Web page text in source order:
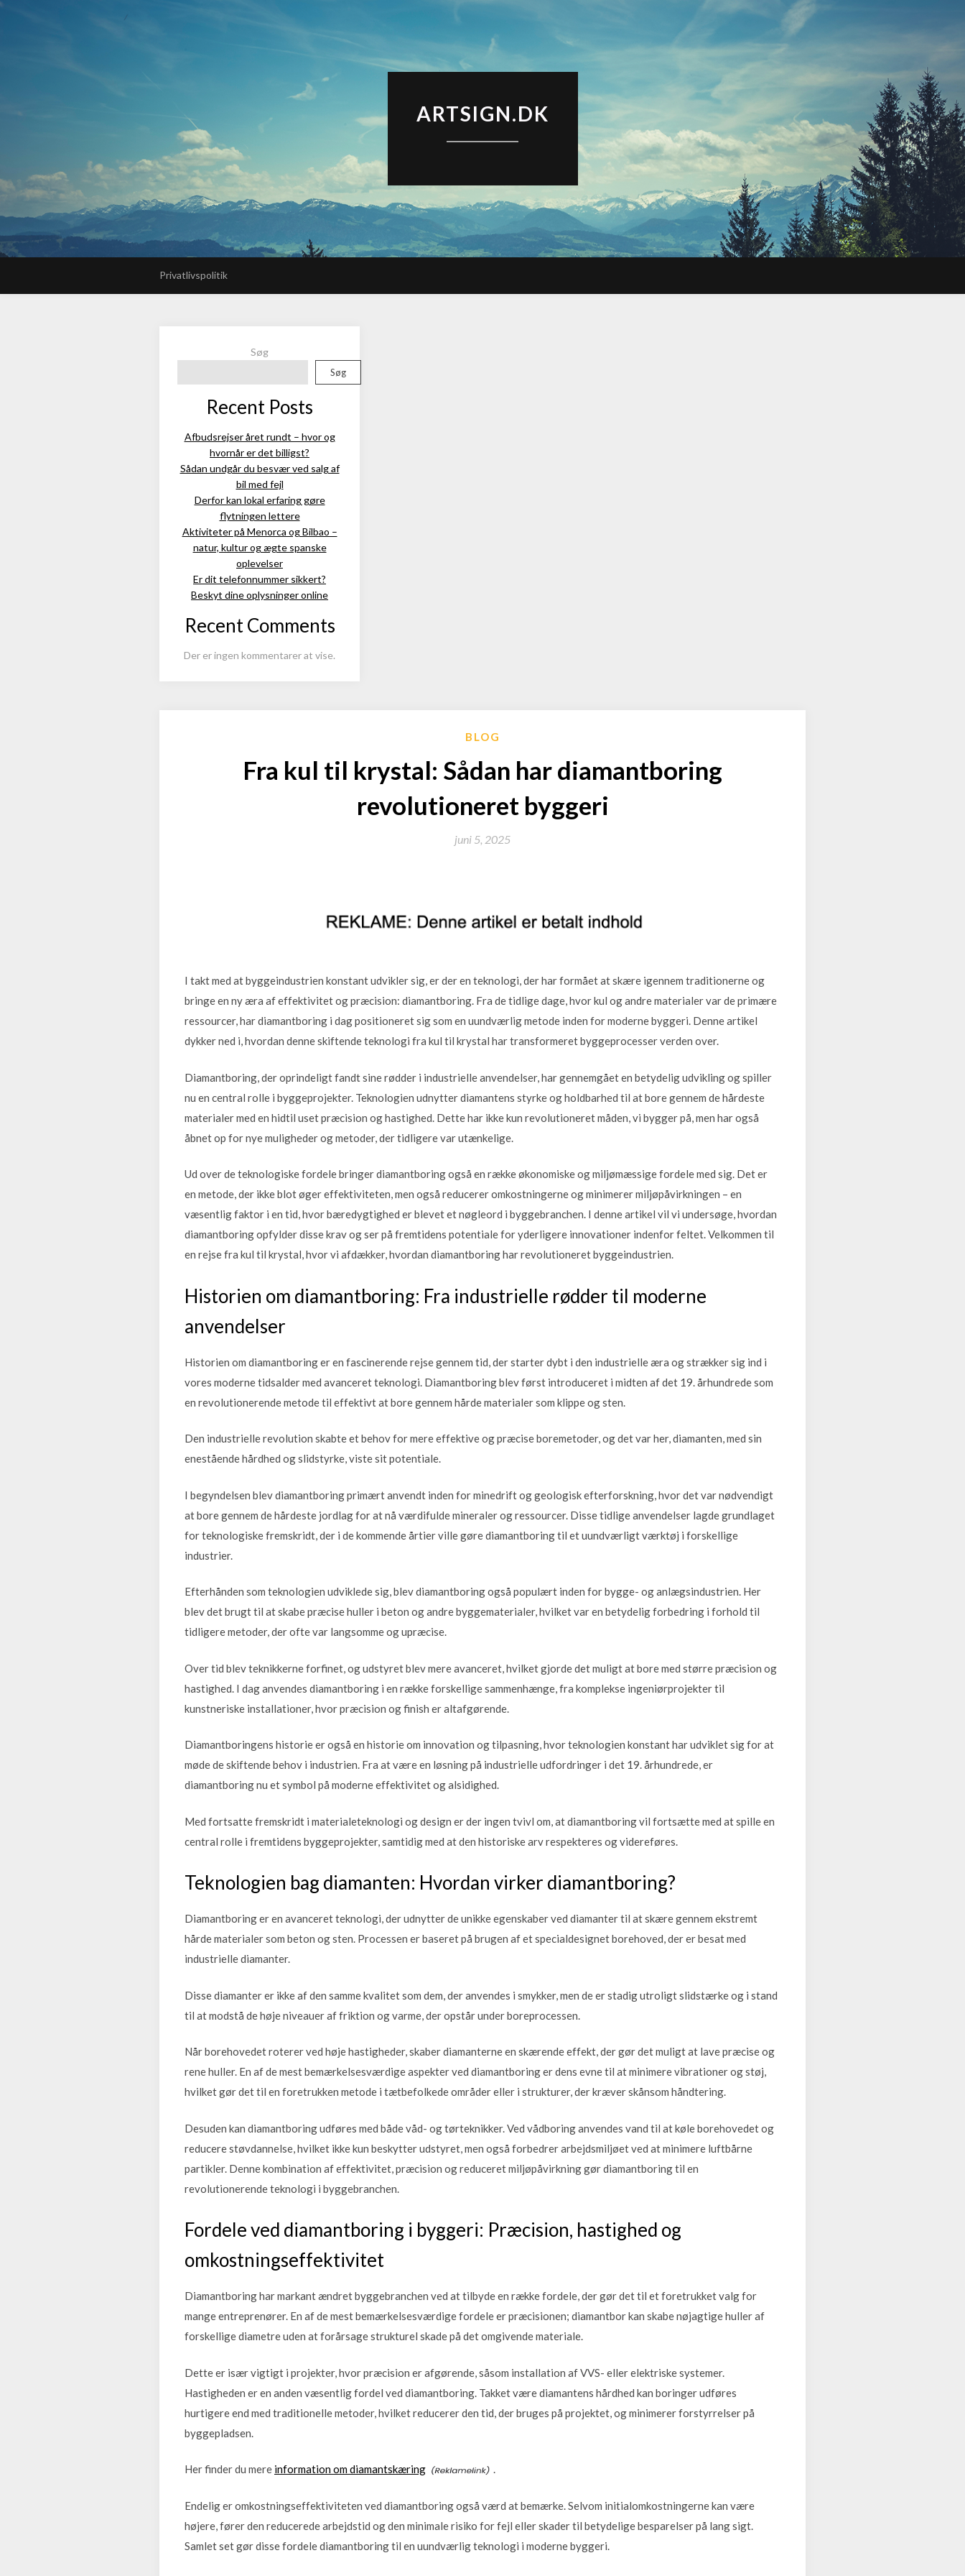
ARTSIGN.DK
Privatlivspolitik
Søg
Søg
Recent Posts
Afbudsrejser året rundt – hvor og
hvornår er det billigst?
Sådan undgår du besvær ved salg af
bil med fejl
Derfor kan lokal erfaring gøre
flytningen lettere
Aktiviteter på Menorca og Bilbao –
natur, kultur og ægte spanske
oplevelser
Er dit telefonnummer sikkert?
Beskyt dine oplysninger online
Recent Comments
Der er ingen kommentarer at vise.
BLOG
Fra kul til krystal: Sådan har diamantboring
revolutioneret byggeri
juni 5, 2025
I takt med at byggeindustrien konstant udvikler sig, er der en teknologi, der har formået at skære igennem traditionerne og
bringe en ny æra af effektivitet og præcision: diamantboring. Fra de tidlige dage, hvor kul og andre materialer var de primære
ressourcer, har diamantboring i dag positioneret sig som en uundværlig metode inden for moderne byggeri. Denne artikel
dykker ned i, hvordan denne skiftende teknologi fra kul til krystal har transformeret byggeprocesser verden over.
Diamantboring, der oprindeligt fandt sine rødder i industrielle anvendelser, har gennemgået en betydelig udvikling og spiller
nu en central rolle i byggeprojekter. Teknologien udnytter diamantens styrke og holdbarhed til at bore gennem de hårdeste
materialer med en hidtil uset præcision og hastighed. Dette har ikke kun revolutioneret måden, vi bygger på, men har også
åbnet op for nye muligheder og metoder, der tidligere var utænkelige.
Ud over de teknologiske fordele bringer diamantboring også en række økonomiske og miljømæssige fordele med sig. Det er
en metode, der ikke blot øger effektiviteten, men også reducerer omkostningerne og minimerer miljøpåvirkningen – en
væsentlig faktor i en tid, hvor bæredygtighed er blevet et nøgleord i byggebranchen. I denne artikel vil vi undersøge, hvordan
diamantboring opfylder disse krav og ser på fremtidens potentiale for yderligere innovationer indenfor feltet. Velkommen til
en rejse fra kul til krystal, hvor vi afdækker, hvordan diamantboring har revolutioneret byggeindustrien.
Historien om diamantboring: Fra industrielle rødder til moderne
anvendelser
Historien om diamantboring er en fascinerende rejse gennem tid, der starter dybt i den industrielle æra og strækker sig ind i
vores moderne tidsalder med avanceret teknologi. Diamantboring blev først introduceret i midten af det 19. århundrede som
en revolutionerende metode til effektivt at bore gennem hårde materialer som klippe og sten.
Den industrielle revolution skabte et behov for mere effektive og præcise boremetoder, og det var her, diamanten, med sin
enestående hårdhed og slidstyrke, viste sit potentiale.
I begyndelsen blev diamantboring primært anvendt inden for minedrift og geologisk efterforskning, hvor det var nødvendigt
at bore gennem de hårdeste jordlag for at nå værdifulde mineraler og ressourcer. Disse tidlige anvendelser lagde grundlaget
for teknologiske fremskridt, der i de kommende årtier ville gøre diamantboring til et uundværligt værktøj i forskellige
industrier.
Efterhånden som teknologien udviklede sig, blev diamantboring også populært inden for bygge- og anlægsindustrien. Her
blev det brugt til at skabe præcise huller i beton og andre byggematerialer, hvilket var en betydelig forbedring i forhold til
tidligere metoder, der ofte var langsomme og upræcise.
Over tid blev teknikkerne forfinet, og udstyret blev mere avanceret, hvilket gjorde det muligt at bore med større præcision og
hastighed. I dag anvendes diamantboring i en række forskellige sammenhænge, fra komplekse ingeniørprojekter til
kunstneriske installationer, hvor præcision og finish er altafgørende.
Diamantboringens historie er også en historie om innovation og tilpasning, hvor teknologien konstant har udviklet sig for at
møde de skiftende behov i industrien. Fra at være en løsning på industrielle udfordringer i det 19. århundrede, er
diamantboring nu et symbol på moderne effektivitet og alsidighed.
Med fortsatte fremskridt i materialeteknologi og design er der ingen tvivl om, at diamantboring vil fortsætte med at spille en
central rolle i fremtidens byggeprojekter, samtidig med at den historiske arv respekteres og videreføres.
Teknologien bag diamanten: Hvordan virker diamantboring?
Diamantboring er en avanceret teknologi, der udnytter de unikke egenskaber ved diamanter til at skære gennem ekstremt
hårde materialer som beton og sten. Processen er baseret på brugen af et specialdesignet borehoved, der er besat med
industrielle diamanter.
Disse diamanter er ikke af den samme kvalitet som dem, der anvendes i smykker, men de er stadig utroligt slidstærke og i stand
til at modstå de høje niveauer af friktion og varme, der opstår under boreprocessen.
Når borehovedet roterer ved høje hastigheder, skaber diamanterne en skærende effekt, der gør det muligt at lave præcise og
rene huller. En af de mest bemærkelsesværdige aspekter ved diamantboring er dens evne til at minimere vibrationer og støj,
hvilket gør det til en foretrukken metode i tætbefolkede områder eller i strukturer, der kræver skånsom håndtering.
Desuden kan diamantboring udføres med både våd- og tørteknikker. Ved vådboring anvendes vand til at køle borehovedet og
reducere støvdannelse, hvilket ikke kun beskytter udstyret, men også forbedrer arbejdsmiljøet ved at minimere luftbårne
partikler. Denne kombination af effektivitet, præcision og reduceret miljøpåvirkning gør diamantboring til en
revolutionerende teknologi i byggebranchen.
Fordele ved diamantboring i byggeri: Præcision, hastighed og
omkostningseffektivitet
Diamantboring har markant ændret byggebranchen ved at tilbyde en række fordele, der gør det til et foretrukket valg for
mange entreprenører. En af de mest bemærkelsesværdige fordele er præcisionen; diamantbor kan skabe nøjagtige huller af
forskellige diametre uden at forårsage strukturel skade på det omgivende materiale.
Dette er især vigtigt i projekter, hvor præcision er afgørende, såsom installation af VVS- eller elektriske systemer.
Hastigheden er en anden væsentlig fordel ved diamantboring. Takket være diamantens hårdhed kan boringer udføres
hurtigere end med traditionelle metoder, hvilket reducerer den tid, der bruges på projektet, og minimerer forstyrrelser på
byggepladsen.
Her finder du mere information om diamantskæring .
Endelig er omkostningseffektiviteten ved diamantboring også værd at bemærke. Selvom initialomkostningerne kan være
højere, fører den reducerede arbejdstid og den minimale risiko for fejl eller skader til betydelige besparelser på lang sigt.
Samlet set gør disse fordele diamantboring til en uundværlig teknologi i moderne byggeri.